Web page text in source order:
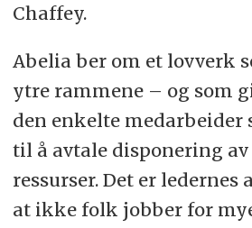
Chaffey.
Abelia ber om et lovverk
ytre rammene – og som
den enkelte
til å avtale disponering
ressurser. Det er ledernes
at ikke folk jobber for